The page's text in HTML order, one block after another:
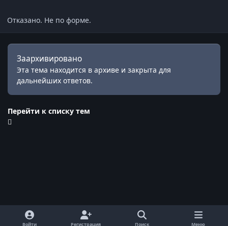
Отказано. Не по форме.
Заархивировано
Эта тема находится в архиве и закрыта для
дальнейших ответов.
Перейти к списку тем
Войти Регистрация Поиск Меню